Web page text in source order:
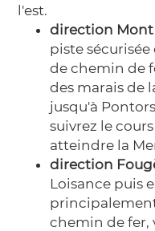
l'est.
direction Mont
piste
de chemin de
des marais de
jusqu'à
suivrez le
atteindre la
direction
Loisance puis
chemin de fer,